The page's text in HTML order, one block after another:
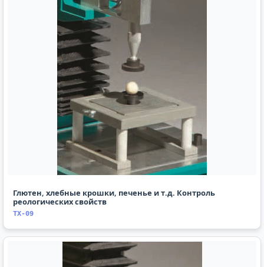
Глютен, хлебные крошки, печенье и т.д. Контроль
реологических свойств
TX-09